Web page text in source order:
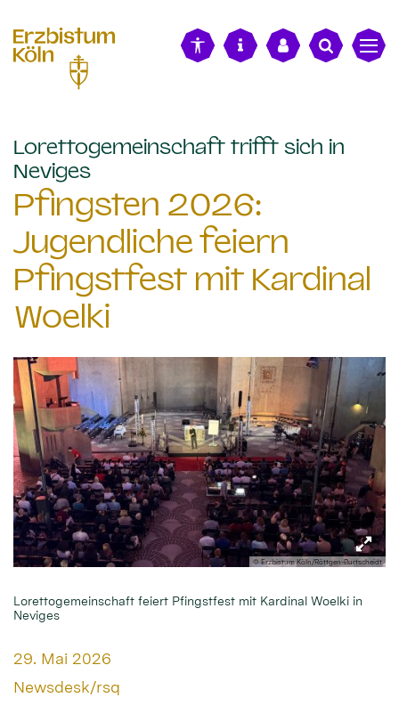
Lorettogemeinschaft trifft sich in
Neviges:
Pfingsten 2026:
Jugendliche feiern
Pfingstfest mit Kardinal
Woelki
© Erzbistum Köln/Röttgen-Burtscheidt
Lorettogemeinschaft feiert Pfingstfest mit Kardinal Woelki in
Neviges
Datum:
29. Mai 2026
Von:
Newsdesk/rsq